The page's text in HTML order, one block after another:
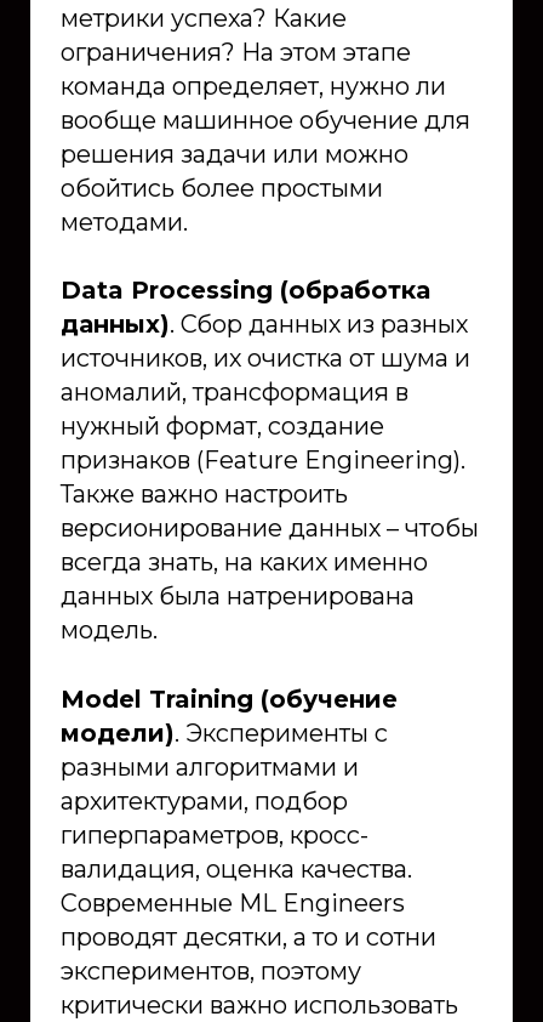
метрики успеха? Какие
ограничения? На этом этапе
команда определяет, нужно ли
вообще машинное обучение для
решения задачи или можно
обойтись более простыми
методами.
Data Processing (обработка
данных). Сбор данных из разных
источников, их очистка от шума и
аномалий, трансформация в
нужный формат, создание
признаков (Feature Engineering).
Также важно настроить
версионирование данных – чтобы
всегда знать, на каких именно
данных была натренирована
модель.
Model Training (обучение
модели). Эксперименты с
разными алгоритмами и
архитектурами, подбор
гиперпараметров, кросс-
валидация, оценка качества.
Современные ML Engineers
проводят десятки, а то и сотни
экспериментов, поэтому
критически важно использовать